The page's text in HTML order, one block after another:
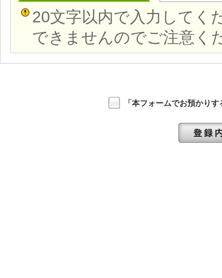
20文字以内で入力してく
できませんのでご注意く
「本フォームでお預かり